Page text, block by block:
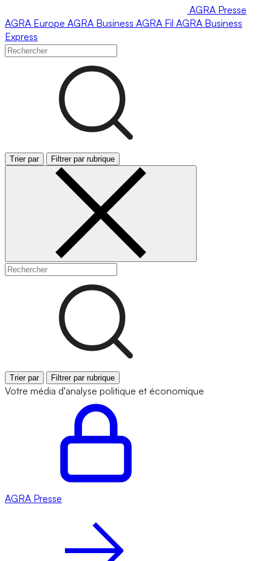
AGRA Presse
AGRA Europe AGRA Business AGRA Fil AGRA Business
Express
Trier par Filtrer par rubrique
Trier par Filtrer par rubrique
Votre média d'analyse politique et économique
AGRA Presse